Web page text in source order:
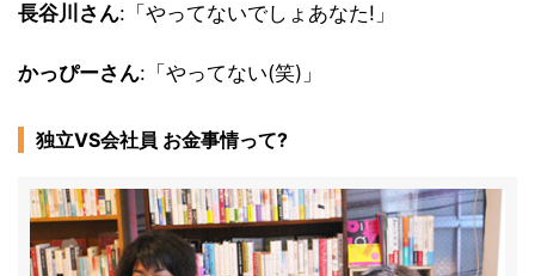
長谷川さん:「やってないでしょあなた!」
かっぴーさん:「やってない(笑)」
独立VS会社員 お金事情って?